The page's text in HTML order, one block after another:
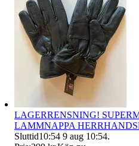
LAGERRENSNING!
LAMMNAPPA
Sluttid10:54 9 aug 10:54.